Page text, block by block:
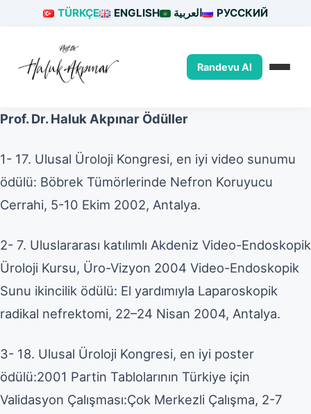
TÜRKÇE ENGLISH العربية РУССКИЙ
Randevu Al
Prof. Dr. Haluk Akpınar Ödüller
1- 17. Ulusal Üroloji Kongresi, en iyi video sunumu
ödülü: Böbrek Tümörlerinde Nefron Koruyucu
Cerrahi, 5-10 Ekim 2002, Antalya.
2- 7. Uluslararası katılımlı Akdeniz Video-Endoskopik
Üroloji Kursu, Üro-Vizyon 2004 Video-Endoskopik
Sunu ikincilik ödülü: El yardımıyla Laparoskopik
radikal nefrektomi, 22–24 Nisan 2004, Antalya.
3- 18. Ulusal Üroloji Kongresi, en iyi poster
ödülü:2001 Partin Tablolarının Türkiye için
Validasyon Çalışması:Çok Merkezli Çalışma, 2-7